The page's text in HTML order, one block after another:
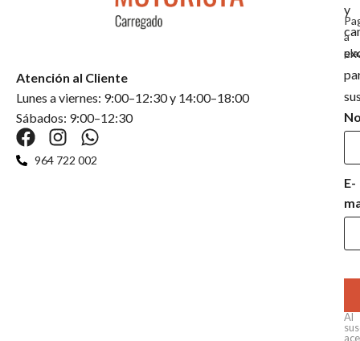
a
Atención al Cliente
Lunes a viernes: 9:00–12:30 y 14:00–18:00
Sábados: 9:00–12:30
964 722 002
y
E-
Al